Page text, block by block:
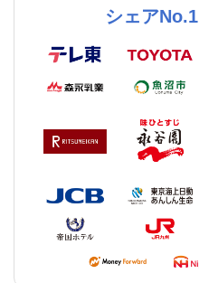
シェアNo.1